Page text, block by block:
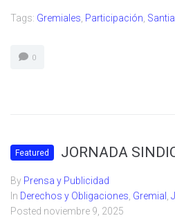
Tags: Gremiales, Participación,
0
Featured JORNADA
By Prensa y Publicidad
In Derechos y Obligaciones, Gremial ,
Posted noviembre 9, 2025